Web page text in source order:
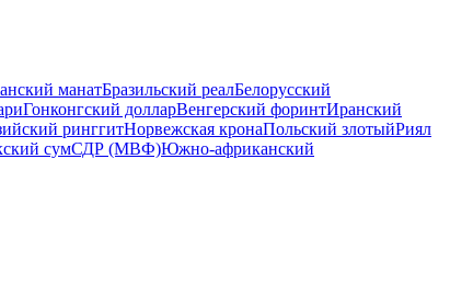
манатБразильский реалБелорусский
Гонконгский долларВенгерский форинтИранский
ринггитНорвежская кронаПольский злотыйРиял
сумСДР (МВФ)Южно-африканский